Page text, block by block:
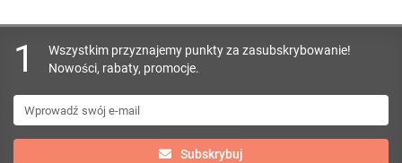
1
Wszystkim przyznajemy punkty za zasubskrybowanie!
Nowości, rabaty, promocje.
Subskrybuj